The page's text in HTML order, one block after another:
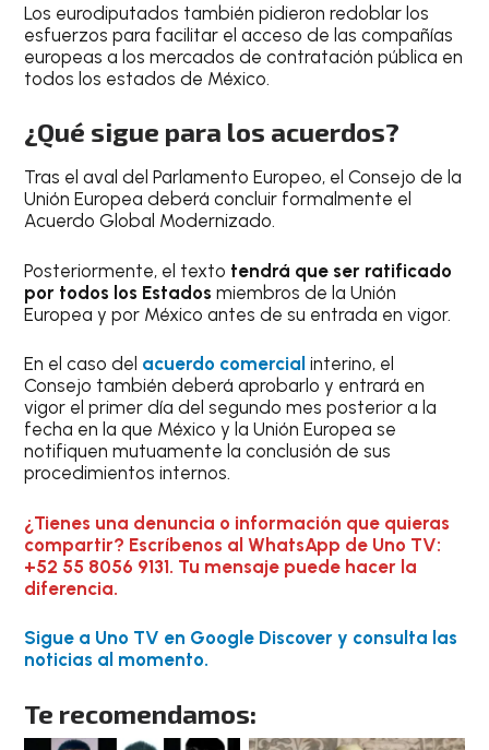
Los eurodiputados también pidieron redoblar los
esfuerzos para facilitar el acceso de las compañías
europeas a los mercados de contratación pública en
todos los estados de México.
¿Qué sigue para los acuerdos?
Tras el aval del Parlamento Europeo, el Consejo de la
Unión Europea deberá concluir formalmente el
Acuerdo Global Modernizado.
Posteriormente, el texto tendrá que ser ratificado
por todos los Estados miembros de la Unión
Europea y por México antes de su entrada en vigor.
En el caso del acuerdo comercial interino, el
Consejo también deberá aprobarlo y entrará en
vigor el primer día del segundo mes posterior a la
fecha en la que México y la Unión Europea se
notifiquen mutuamente la conclusión de sus
procedimientos internos.
¿Tienes una denuncia o información que quieras
compartir? Escríbenos al WhatsApp de Uno TV:
+52 55 8056 9131. Tu mensaje puede hacer la
diferencia.
Sigue a Uno TV en Google Discover y consulta las
noticias al momento.
Te recomendamos: